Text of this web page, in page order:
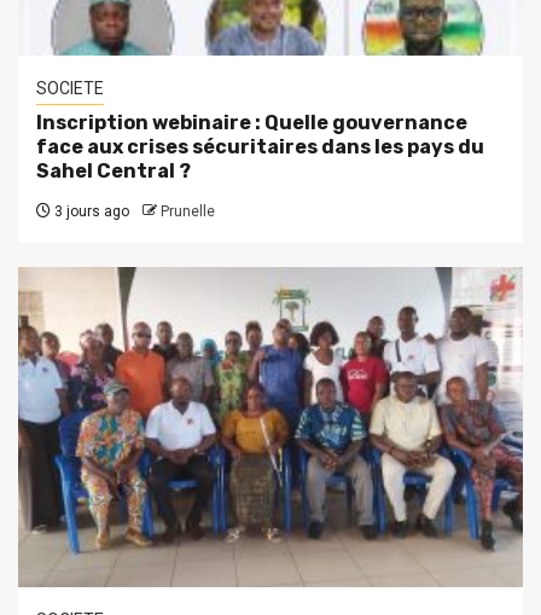
SOCIETE
Inscription webinaire : Quelle gouvernance
face aux crises sécuritaires dans les pays du
Sahel Central ?
3 jours ago Prunelle